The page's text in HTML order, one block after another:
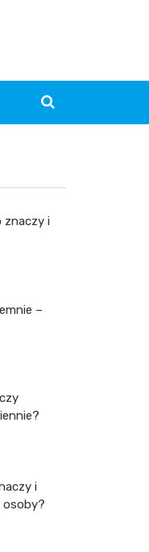
znaczy i
–
i
osoby?